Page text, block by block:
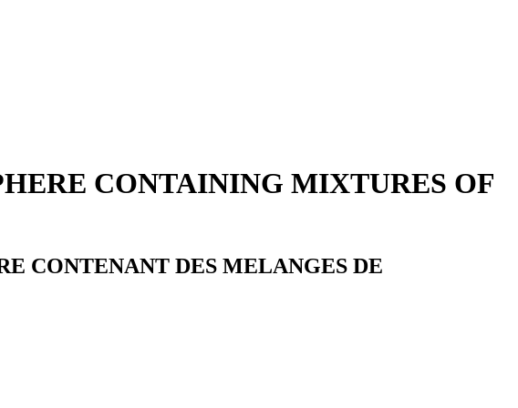
CONTAINING MIXTURES OF
CONTENANT DES MELANGES DE